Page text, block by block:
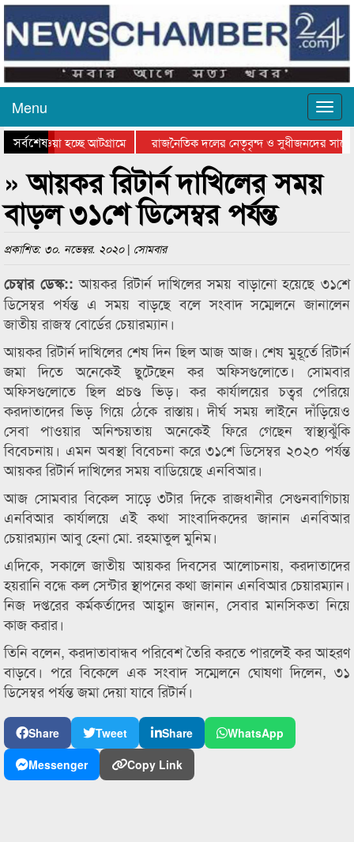
Menu
সর্বশেষ
যাওয়া হচ্ছে আটগ্রামে
রাজনৈতিক দলের নেতৃবৃন্দ ও সুধীজনদের সাথে
পুরস্কার বিতরণ সম্পন্ন
সিলেটে বাংলাদেশ গ্রুপ থিয়েটার
» আয়কর রিটার্ন দাখিলের সময়
বাড়ল ৩১শে ডিসেম্বর পর্যন্ত
প্রকাশিত: ৩০. নভেম্বর. ২০২০ | সোমবার
চেম্বার ডেস্ক::আয়কর রিটার্ন দাখিলের সময় বাড়ানো হয়েছে ৩১শে
ডিসেম্বর পর্যন্ত এ সময় বাড়ছে বলে সংবাদ সম্মেলনে জানালেন
জাতীয় রাজস্ব বোর্ডের চেয়ারম্যান।
আয়কর রিটার্ন দাখিলের শেষ দিন ছিল আজ আজ। শেষ মুহূর্তে রিটার্ন
জমা দিতে অনেকেই ছুটেছেন কর অফিসগুলোতে। সোমবার
অফিসগুলোতে ছিল প্রচণ্ড ভিড়। কর কার্যালয়ের চত্বর পেরিয়ে
করদাতাদের ভিড় গিয়ে ঠেকে রাস্তায়। দীর্ঘ সময় লাইনে দাঁড়িয়েও
সেবা পাওয়ার অনিশ্চয়তায় অনেকেই ফিরে গেছেন স্বাস্থ্যঝুঁকি
বিবেচনায়। এমন অবস্থা বিবেচনা করে ৩১শে ডিসেম্বর ২০২০ পর্যন্ত
আয়কর রিটার্ন দাখিলের সময় বাডিয়েছে এনবিআর।
আজ সোমবার বিকেল সাড়ে ৩টার দিকে রাজধানীর সেগুনবাগিচায়
এনবিআর কার্যালয়ে এই কথা সাংবাদিকদের জানান এনবিআর
চেয়ারম্যান আবু হেনা মো. রহমাতুল মুনিম।
এদিকে, সকালে জাতীয় আয়কর দিবসের আলোচনায়, করদাতাদের
হয়রানি বন্ধে কল সেন্টার স্থাপনের কথা জানান এনবিআর চেয়ারম্যান।
নিজ দপ্তরের কর্মকর্তাদের আহ্বান জানান, সেবার মানসিকতা নিয়ে
কাজ করার।
তিনি বলেন, করদাতাবান্ধব পরিবেশ তৈরি করতে পারলেই কর আহরণ
বাড়বে। পরে বিকেলে এক সংবাদ সম্মেলনে ঘোষণা দিলেন, ৩১
ডিসেম্বর পর্যন্ত জমা দেয়া যাবে রিটার্ন।
Share Tweet Share
WhatsApp
Messenger
Copy Link